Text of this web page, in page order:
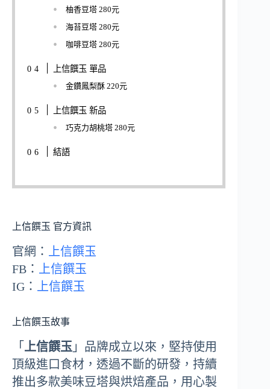
柚香豆塔 280元
海苔豆塔 280元
咖啡豆塔 280元
上信饌玉 單品
金鑽鳳梨酥 220元
上信饌玉 新品
巧克力胡桃塔 280元
結語
上信饌玉 官方資訊
官網：
上信饌玉
FB：
上信饌玉
IG：
上信饌玉
上信饌玉故事
「 上信饌玉 」品牌成立以來，堅持使用
頂級進口食材，透過不斷的研發，持續
推出多款美味豆塔與烘焙產品，用心製